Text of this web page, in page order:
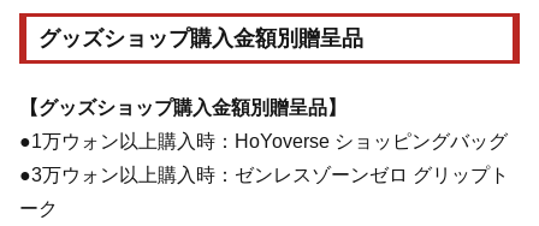
グッズショップ購入金額別贈呈品
【グッズショップ購入金額別贈呈品】
●1万ウォン以上購入時：HoYoverse ショッピングバッグ
●3万ウォン以上購入時：ゼンレスゾーンゼロ グリップト
ーク